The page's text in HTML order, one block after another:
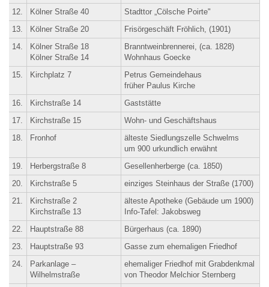
12.
Kölner Straße 40
Stadttor „Cölsche Poirte"
13.
Kölner Straße 20
Frisörgeschäft Fröhlich, (1901)
14.
Kölner Straße 18
Kölner Straße 14
Branntweinbrennerei, (ca. 1828)
Wohnhaus Goecke
15.
Kirchplatz 7
Petrus Gemeindehaus
früher Paulus Kirche
16.
Kirchstraße 14
Gaststätte
17.
Kirchstraße 15
Wohn- und Geschäftshaus
18.
Fronhof
älteste Siedlungszelle Schwelms
um 900 urkundlich erwähnt
19.
Herbergstraße 8
Gesellenherberge (ca. 1850)
20.
Kirchstraße 5
einziges Steinhaus der Straße (1700)
21.
Kirchstraße 2
Kirchstraße 13
älteste Apotheke (Gebäude um 1900)
Info-Tafel: Jakobsweg
22.
Hauptstraße 88
Bürgerhaus (ca. 1890)
23.
Hauptstraße 93
Gasse zum ehemaligen Friedhof
24.
Parkanlage –
Wilhelmstraße
ehemaliger Friedhof mit Grabdenkmal
von Theodor Melchior Sternberg